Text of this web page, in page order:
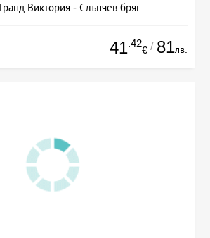
Виктория - Слънчев бряг
41.42
€ / 81лв.